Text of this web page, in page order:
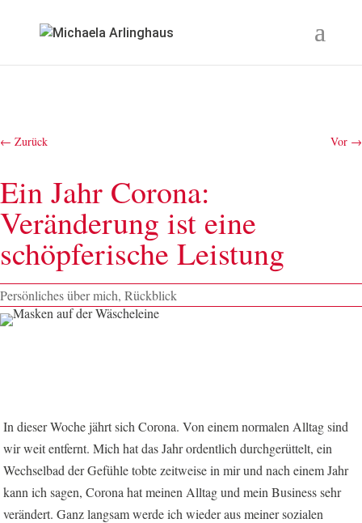
← Zurück Vor →
Ein Jahr Corona:
Veränderung ist eine
schöpferische Leistung
Persönliches über mich, Rückblick
In dieser Woche jährt sich Corona. Von einem normalen Alltag sind
wir weit entfernt. Mich hat das Jahr ordentlich durchgerüttelt, ein
Wechselbad der Gefühle tobte zeitweise in mir und nach einem Jahr
kann ich sagen, Corona hat meinen Alltag und mein Business sehr
verändert. Ganz langsam werde ich wieder aus meiner sozialen